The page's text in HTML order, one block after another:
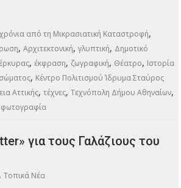
από τη Μικρασιατική Καταστροφή,
,Αρχιτεκτονική,γλυπτική, Δημοτικό
, έκφραση, ζωγραφική, Θέατρο, Ιστορία
σώματος, Κέντρο Πολιτισμού Ίδρυμα Σταύρος
Αττικής,τέχνες,Τεχνόπολη Δήμου Αθηναίων,
φωτογραφία
για τους Γαλάζιους του
Τοπικά Νέα